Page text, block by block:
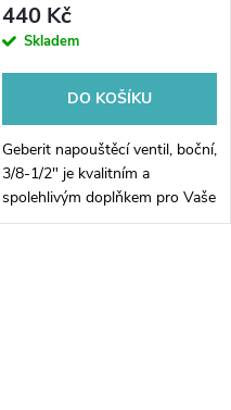
440 Kč
Skladem
DO KOŠÍKU
Geberit napouštěcí ventil, boční,
3/8-1/2" je kvalitním a
spolehlivým doplňkem pro Vaše
sanitární vybavení. Díky svému